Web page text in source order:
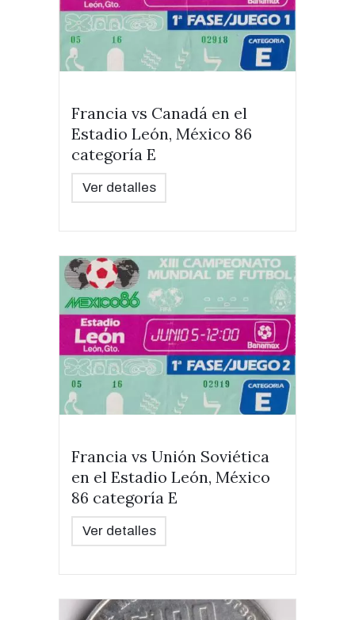
Francia vs Canadá en el
Estadio León, México 86
categoría E
Ver detalles
Francia vs Unión Soviética
en el Estadio León, México
86 categoría E
Ver detalles